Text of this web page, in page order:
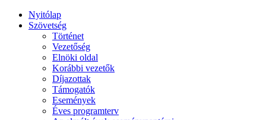
Nyitólap
Szövetség
Történet
Vezetőség
Elnöki oldal
Korábbi vezetők
Díjazottak
Támogatók
Események
Éves programterv